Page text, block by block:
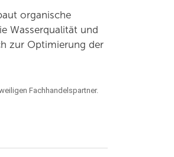
organische
Wasserqualität und
zur Optimierung der